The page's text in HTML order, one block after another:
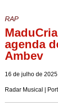
RAP
agenda
Ambev
16 de julho de 2025
Radar Musical |